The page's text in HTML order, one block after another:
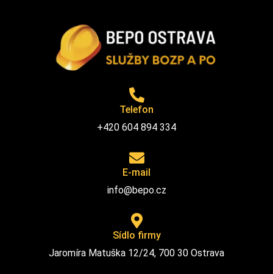
Telefon
+420 604 894 334
E-mail
info@bepo.cz
Sídlo firmy
Jaromíra Matuška 12/24, 700 30 Ostrava